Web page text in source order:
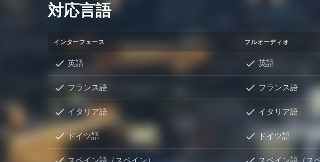
対応言語
インターフェース フルオーディオ
英語 英語
フランス語 フランス語
イタリア語 イタリア語
ドイツ語 ドイツ語